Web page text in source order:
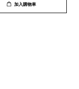
加入購物車